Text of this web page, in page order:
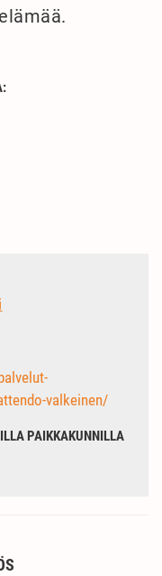
valkeinen/
PAIKKAKUNNILLA